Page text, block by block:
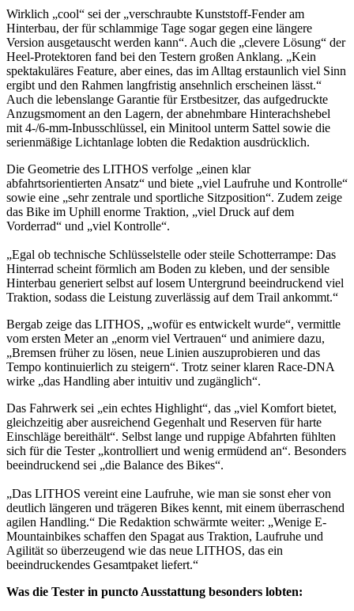
Wirklich „cool“ sei der „verschraubte Kunststoff-Fender am
Hinterbau, der für schlammige Tage sogar gegen eine längere
Version ausgetauscht werden kann“. Auch die „clevere Lösung“ der
Heel-Protektoren fand bei den Testern großen Anklang. „Kein
spektakuläres Feature, aber eines, das im Alltag erstaunlich viel Sinn
ergibt und den Rahmen langfristig ansehnlich erscheinen lässt.“
Auch die lebenslange Garantie für Erstbesitzer, das aufgedruckte
Anzugsmoment an den Lagern, der abnehmbare Hinterachshebel
mit 4-/6-mm-Inbusschlüssel, ein Minitool unterm Sattel sowie die
serienmäßige Lichtanlage lobten die Redaktion ausdrücklich.
Die Geometrie des LITHOS verfolge „einen klar
abfahrtsorientierten Ansatz“ und biete „viel Laufruhe und Kontrolle“
sowie eine „sehr zentrale und sportliche Sitzposition“. Zudem zeige
das Bike im Uphill enorme Traktion, „viel Druck auf dem
Vorderrad“ und „viel Kontrolle“.
„Egal ob technische Schlüsselstelle oder steile Schotterrampe: Das
Hinterrad scheint förmlich am Boden zu kleben, und der sensible
Hinterbau generiert selbst auf losem Untergrund beeindruckend viel
Traktion, sodass die Leistung zuverlässig auf dem Trail ankommt.“
Bergab zeige das LITHOS, „wofür es entwickelt wurde“, vermittle
vom ersten Meter an „enorm viel Vertrauen“ und animiere dazu,
„Bremsen früher zu lösen, neue Linien auszuprobieren und das
Tempo kontinuierlich zu steigern“. Trotz seiner klaren Race-DNA
wirke „das Handling aber intuitiv und zugänglich“.
Das Fahrwerk sei „ein echtes Highlight“, das „viel Komfort bietet,
gleichzeitig aber ausreichend Gegenhalt und Reserven für harte
Einschläge bereithält“. Selbst lange und ruppige Abfahrten fühlten
sich für die Tester „kontrolliert und wenig ermüdend an“. Besonders
beeindruckend sei „die Balance des Bikes“.
„Das LITHOS vereint eine Laufruhe, wie man sie sonst eher von
deutlich längeren und trägeren Bikes kennt, mit einem überraschend
agilen Handling.“ Die Redaktion schwärmte weiter: „Wenige E-
Mountainbikes schaffen den Spagat aus Traktion, Laufruhe und
Agilität so überzeugend wie das neue LITHOS, das ein
beeindruckendes Gesamtpaket liefert.“
Was die Tester in puncto Ausstattung besonders lobten: